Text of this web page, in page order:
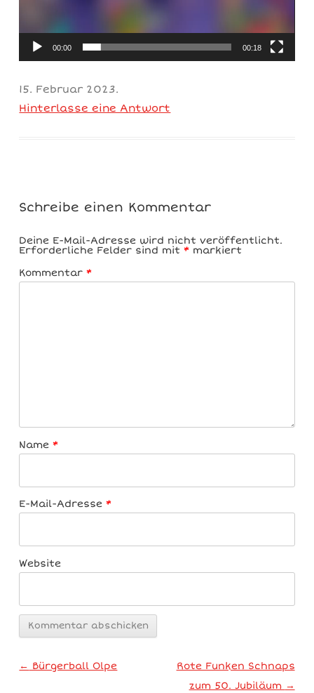
00:00 00:18
15. Februar 2023.
Hinterlasse eine Antwort
Schreibe einen Kommentar
Deine E-Mail-Adresse wird nicht veröffentlicht.
Erforderliche Felder sind mit* markiert
Kommentar*
Name*
E-Mail-Adresse*
Website
Artikel-Navigation
← Bürgerball Olpe
Rote Funken Schnaps
zum 50. Jubiläum →